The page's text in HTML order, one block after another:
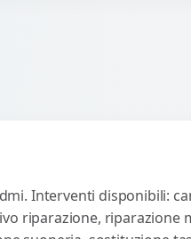
Interventi disponibili:
riparazione, riparazione